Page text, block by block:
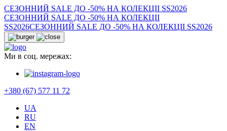
СЕЗОННИЙ SALE ДО -50% НА КОЛЕКЦІІ SS2026
СЕЗОННИЙ SALE ДО -50% НА КОЛЕКЦІІ
SS2026СЕЗОННИЙ SALE ДО -50% НА КОЛЕКЦІІ SS2026
Ми в соц. мережах:
+380 (67) 577 11 72
UA
RU
EN